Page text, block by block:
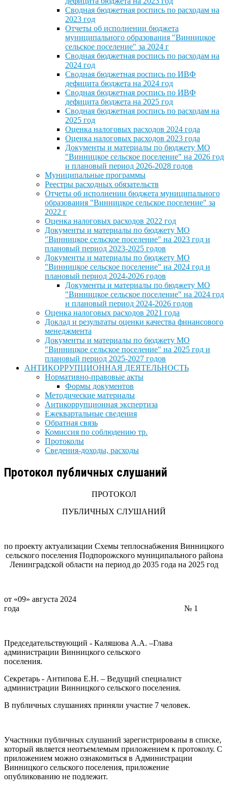
Сводная бюджетная роспись по расходам на
2023 год
Отчеты об исполнении бюджета
муниципального образования "Винницкое
сельское поселение" за 2024 г
Сводная бюджетная роспись по расходам на
2024 год
Сводная бюджетная роспись по ИВФ
дефицита бюджета на 2024 год
Сводная бюджетная роспись по ИВФ
дефицита бюджета на 2025 год
Сводная бюджетная роспись по расходам на
2025 год
Оценка налоговых расходов 2024 года
Оценка налоговых расходов 2023 года
Документы и материалы по бюджету МО
"Винницкое сельское поселение" на 2026 год
и плановый период 2026-2028 годов
Муниципальные программы
Реестры расходных обязательств
Отчеты об исполнении бюджета муниципального
образования "Винницкое сельское поселение" за
2022 г
Оценка налоговых расходов 2022 год
Документы и материалы по бюджету МО
"Винницкое сельское поселение" на 2023 год и
плановый период 2023-2025 годов
Документы и материалы по бюджету МО
"Винницкое сельское поселение" на 2024 год и
плановый период 2024-2026 годов
Документы и материалы по бюджету МО
"Винницкое сельское поселение" на 2024 год
и плановый период 2024-2026 годов
Оценка налоговых расходов 2021 года
Доклад и результаты оценки качества финансового
менеджмента
Документы и материалы по бюджету МО
"Винницкое сельское поселение" на 2025 год и
плановый период 2025-2027 годов
АНТИКОРРУПЦИОННАЯ ДЕЯТЕЛЬНОСТЬ
Нормативно-правовые акты
Формы документов
Методические материалы
Антикоррупционная экспертиза
Ежеквартальные сведения
Обратная связь
Комиссия по соблюдению тр.
Протоколы
Сведения-доходы, расходы
Протокол публичных слушаний
ПРОТОКОЛ
ПУБЛИЧНЫХ СЛУШАНИЙ
по проекту актуализации Схемы теплоснабжения Винницкого
сельского поселения Подпорожского муниципального района
Ленинградской области на период до 2035 года на 2025 год
от «09» августа 2024
года № 1
Председательствующий - Каляшова А.А. –Глава
администрации Винницкого сельского
поселения.
Секретарь - Антипова Е.Н. – Ведущий специалист
администрации Винницкого сельского поселения.
В публичных слушаниях приняли участие 7 человек.
Участники публичных слушаний зарегистрированы в списке,
который является неотъемлемым приложением к протоколу. С
приложением можно ознакомиться в Администрации
Винницкого сельского поселения, приложение
опубликованию не подлежит.